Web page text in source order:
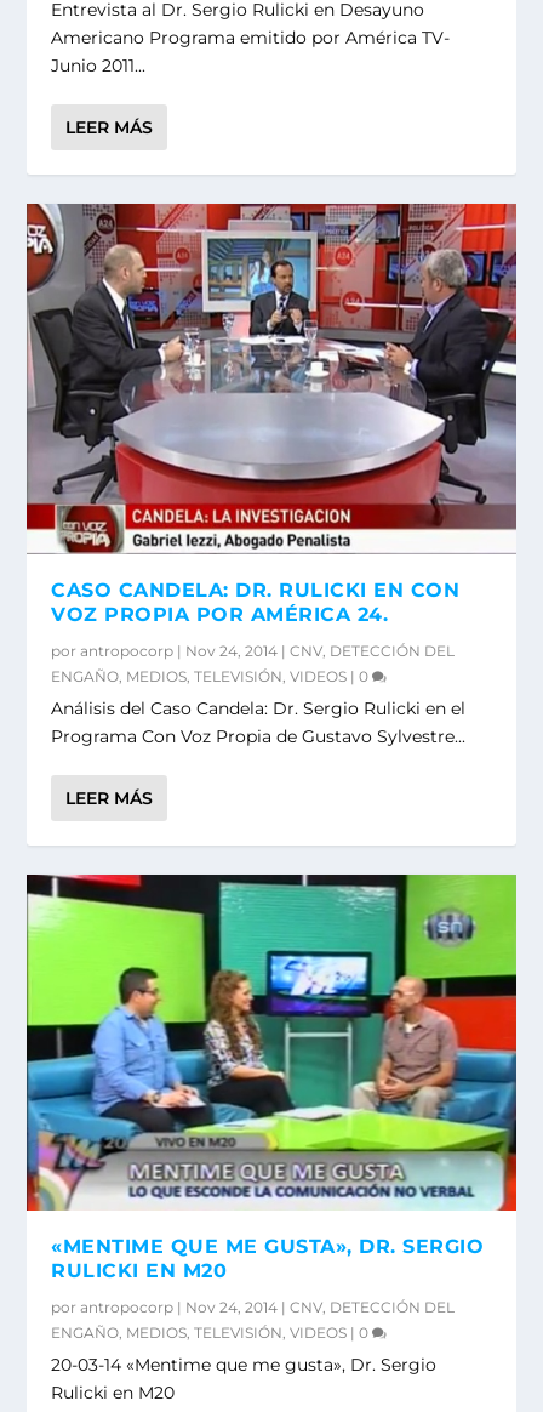
Entrevista al Dr. Sergio Rulicki en Desayuno
Americano Programa emitido por América TV-
Junio 2011...
LEER MÁS
CASO CANDELA: DR. RULICKI EN CON
VOZ PROPIA POR AMÉRICA 24.
porantropocorp | Nov 24, 2014 |CNV DETECCIÓN DEL
ENGAÑO MEDIOS ,TELEVISIÓN ,VIDEOS |0
Análisis del Caso Candela: Dr. Sergio Rulicki en el
Programa Con Voz Propia de Gustavo Sylvestre...
LEER MÁS
«MENTIME QUE ME GUSTA», DR. SERGIO
RULICKI EN M20
porantropocorp | Nov 24, 2014 |CNV DETECCIÓN DEL
ENGAÑO MEDIOS ,TELEVISIÓN ,VIDEOS |0
20-03-14 «Mentime que me gusta», Dr. Sergio
Rulicki en M20